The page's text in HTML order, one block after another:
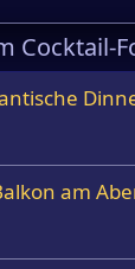
Cocktail-
am